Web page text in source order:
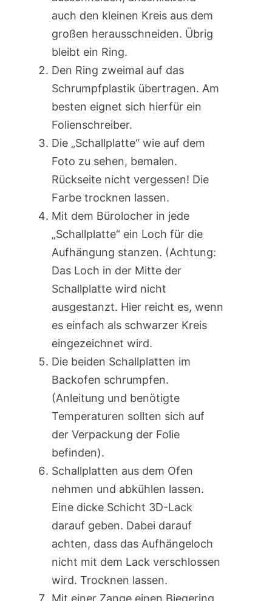
auch den kleinen Kreis aus dem
großen herausschneiden. Übrig
bleibt ein Ring.
Den Ring zweimal auf das
Schrumpfplastik übertragen. Am
besten eignet sich hierfür ein
Folienschreiber.
Die „Schallplatte“ wie auf dem
Foto zu sehen, bemalen.
Rückseite nicht vergessen! Die
Farbe trocknen lassen.
Mit dem Bürolocher in jede
„Schallplatte“ ein Loch für die
Aufhängung stanzen. (Achtung:
Das Loch in der Mitte der
Schallplatte wird nicht
ausgestanzt. Hier reicht es, wenn
es einfach als schwarzer Kreis
eingezeichnet wird.
Die beiden Schallplatten im
Backofen schrumpfen.
(Anleitung und benötigte
Temperaturen sollten sich auf
der Verpackung der Folie
befinden).
Schallplatten aus dem Ofen
nehmen und abkühlen lassen.
Eine dicke Schicht 3D-Lack
darauf geben. Dabei darauf
achten, dass das Aufhängeloch
nicht mit dem Lack verschlossen
wird. Trocknen lassen.
Mit einer Zange einen Biegering